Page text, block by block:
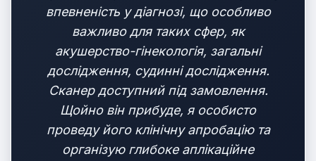
впевненість у діагнозі, що особливо
важливо для таких сфер, як
акушерство-гінекологія, загальні
дослідження, судинні дослідження.
Сканер доступний під замовлення.
Щойно він прибуде, я особисто
проведу його клінічну апробацію та
організую глибоке аплікаційне